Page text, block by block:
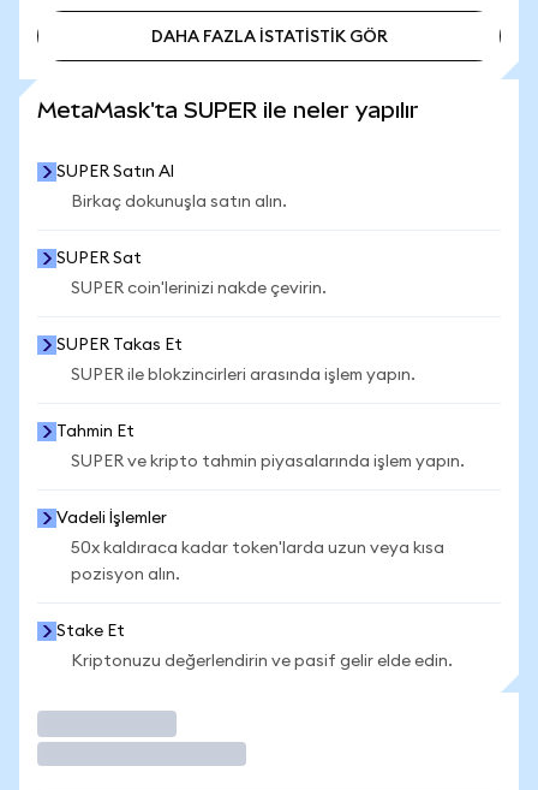
DAHA FAZLA İSTATİSTİK GÖR
MetaMask'ta SUPER ile neler yapılır
SUPER Satın Al
Birkaç dokunuşla satın alın.
SUPER Sat
SUPER coin'lerinizi nakde çevirin.
SUPER Takas Et
SUPER ile blokzincirleri arasında işlem yapın.
Tahmin Et
SUPER ve kripto tahmin piyasalarında işlem yapın.
Vadeli İşlemler
50x kaldıraca kadar token'larda uzun veya kısa
pozisyon alın.
Stake Et
Kriptonuzu değerlendirin ve pasif gelir elde edin.